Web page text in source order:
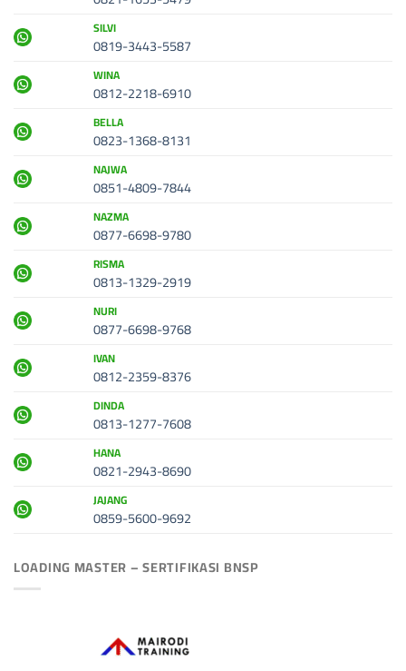
SILVI
0819-3443-5587
WINA
0812-2218-6910
BELLA
0823-1368-8131
NAJWA
0851-4809-7844
NAZMA
0877-6698-9780
RISMA
0813-1329-2919
NURI
0877-6698-9768
IVAN
0812-2359-8376
DINDA
0813-1277-7608
HANA
0821-2943-8690
JAJANG
0859-5600-9692
LOADING MASTER – SERTIFIKASI BNSP